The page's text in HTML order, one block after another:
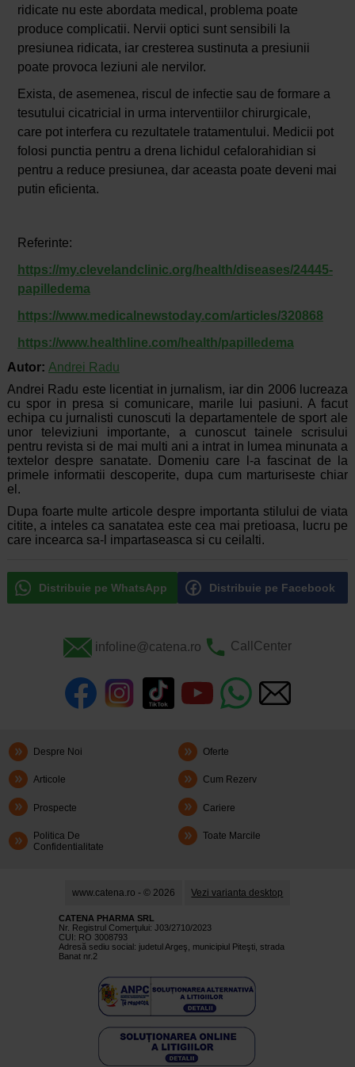
ridicate nu este abordata medical, problema poate
produce complicatii. Nervii optici sunt sensibili la
presiunea ridicata, iar cresterea sustinuta a presiunii
poate provoca leziuni ale nervilor.
Exista, de asemenea, riscul de infectie sau de formare a
tesutului cicatricial in urma interventiilor chirurgicale,
care pot interfera cu rezultatele tratamentului. Medicii pot
folosi punctia pentru a drena lichidul cefalorahidian si
pentru a reduce presiunea, dar aceasta poate deveni mai
putin eficienta.
Referinte:
https://my.clevelandclinic.org/health/diseases/24445-
papilledema
https://www.medicalnewstoday.com/articles/320868
https://www.healthline.com/health/papilledema
Autor: Andrei Radu
Andrei Radu este licentiat in jurnalism, iar din 2006 lucreaza
cu spor in presa si comunicare, marile lui pasiuni. A facut
echipa cu jurnalisti cunoscuti la departamentele de sport ale
unor televiziuni importante, a cunoscut tainele scrisului
pentru revista si de mai multi ani a intrat in lumea minunata a
textelor despre sanatate. Domeniu care l-a fascinat de la
primele informatii descoperite, dupa cum marturiseste chiar
el.
Dupa foarte multe articole despre importanta stilului de viata
citite, a inteles ca sanatatea este cea mai pretioasa, lucru pe
care incearca sa-l impartaseasca si cu ceilalti.
Distribuie pe WhatsApp Distribuie pe Facebook
infoline@catena.ro CallCenter
Despre Noi Oferte
Articole Cum Rezerv
Prospecte Cariere
Politica De
Confidentialitate
Toate Marcile
www.catena.ro - © 2026 Vezi varianta desktop
CATENA PHARMA SRL
Nr. Registrul Comerţului: J03/2710/2023
CUI: RO 3008793
Adresă sediu social: judetul Argeş, municipiul Piteşti, strada
Banat nr.2